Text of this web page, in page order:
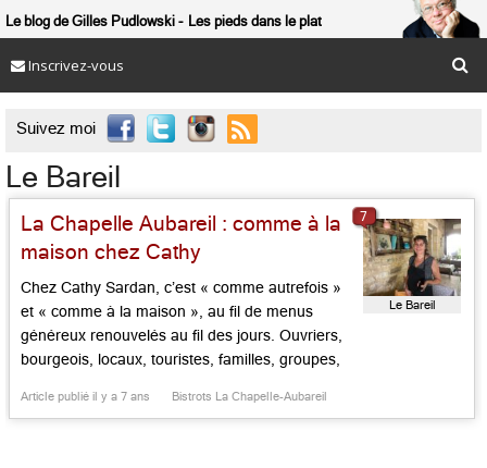
Le blog de Gilles Pudlowski Les pieds dans le plat
Inscrivez-vous
Suivez moi 
Le Bareil
La Chapelle Aubareil : comme à la
maison chez Cathy
Chez Cathy Sardan, c’est « comme autrefois »
et « comme à la maison », au fil de menus
généreux renouvelés au fil des jours. Ouvriers,
bourgeois, locaux, touristes, familles, groupes,
là, en salle ou en terrasse, ensemble ou à côté,
Article publié il y a 7 ans Bistrots La Chapelle-Aubareil
Le Bareil
7